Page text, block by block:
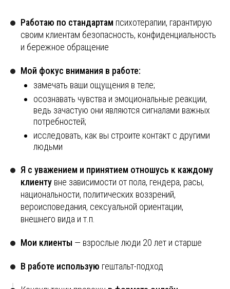
Работаю по стандартам психотерапии, гарантирую
своим клиентам безопасность, конфиденциальность
и бережное обращение
Мой фокус внимания в работе:
замечать ваши ощущения в теле;
осознавать чувства и эмоциональные реакции,
ведь зачастую они являются сигналами важных
потребностей;
исследовать, как вы строите контакт с другими
людьми
Я с уважением и принятием отношусь к каждому
клиенту вне зависимости от пола, гендера, расы,
национальности, политических воззрений,
вероисповедания, сексуальной ориентации,
внешнего вида и т.п.
Мои клиенты — взрослые люди 20 лет и старше
В работе использую гештальт-подход